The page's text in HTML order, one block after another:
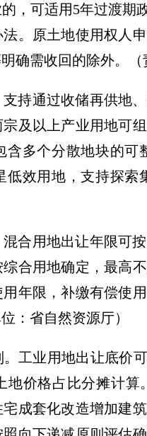
，可适用5年过渡期
。原土地使用权人
确需收回的除外。
支持通过收储再供地
及以上产业用地可
含多个分散地块的
效用地，支持探索
混合用地出让年限可
合用地确定，最高
年限，补缴有偿使
位：省自然资源厅）
。工业用地出让底价
价格占比分摊计
成套化改造增加建